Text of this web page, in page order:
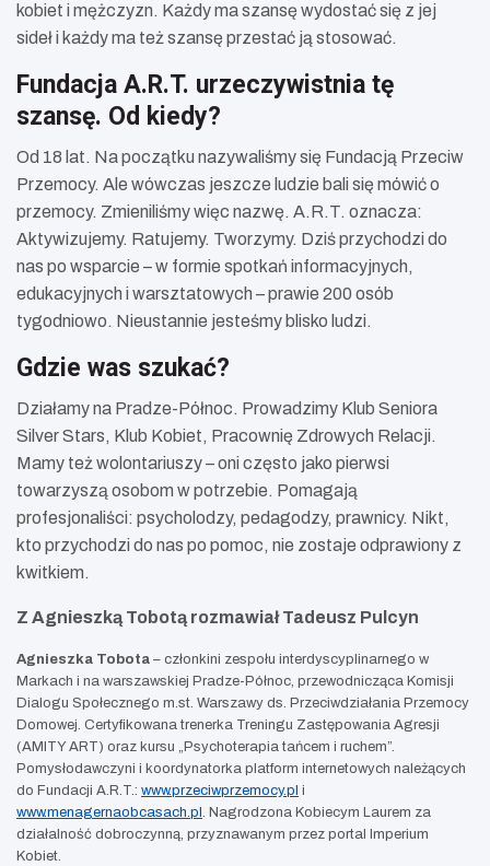
kobiet i mężczyzn. Każdy ma szansę wydostać się z jej
sideł i każdy ma też szansę przestać ją stosować.
Fundacja A.R.T. urzeczywistnia tę
szansę. Od kiedy?
Od 18 lat. Na początku nazywaliśmy się Fundacją Przeciw
Przemocy. Ale wówczas jeszcze ludzie bali się mówić o
przemocy. Zmieniliśmy więc nazwę. A.R.T. oznacza:
Aktywizujemy. Ratujemy. Tworzymy. Dziś przychodzi do
nas po wsparcie – w formie spotkań informacyjnych,
edukacyjnych i warsztatowych – prawie 200 osób
tygodniowo. Nieustannie jesteśmy blisko ludzi.
Gdzie was szukać?
Działamy na Pradze-Północ. Prowadzimy Klub Seniora
Silver Stars, Klub Kobiet, Pracownię Zdrowych Relacji.
Mamy też wolontariuszy – oni często jako pierwsi
towarzyszą osobom w potrzebie. Pomagają
profesjonaliści: psycholodzy, pedagodzy, prawnicy. Nikt,
kto przychodzi do nas po pomoc, nie zostaje odprawiony z
kwitkiem.
Z Agnieszką Tobotą rozmawiał Tadeusz Pulcyn
Agnieszka Tobota – członkini zespołu interdyscyplinarnego w
Markach i na warszawskiej Pradze-Północ, przewodnicząca Komisji
Dialogu Społecznego m.st. Warszawy ds. Przeciwdziałania Przemocy
Domowej. Certyfikowana trenerka Treningu Zastępowania Agresji
(AMITY ART) oraz kursu „Psychoterapia tańcem i ruchem”.
Pomysłodawczyni i koordynatorka platform internetowych należących
do Fundacji A.R.T.: www.przeciwprzemocy.pl i
www.menagernaobcasach.pl . Nagrodzona Kobiecym Laurem za
działalność dobroczynną, przyznawanym przez portal Imperium
Kobiet.